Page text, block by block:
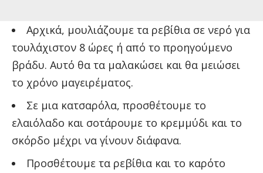
Αρχικά, μουλιάζουμε τα ρεβίθια σε νερό για
τουλάχιστον 8 ώρες ή από το προηγούμενο
βράδυ. Αυτό θα τα μαλακώσει και θα μειώσει
το χρόνο μαγειρέματος.
Σε μια κατσαρόλα, προσθέτουμε το
ελαιόλαδο και σοτάρουμε το κρεμμύδι και το
σκόρδο μέχρι να γίνουν διάφανα.
Προσθέτουμε τα ρεβίθια και το καρότο